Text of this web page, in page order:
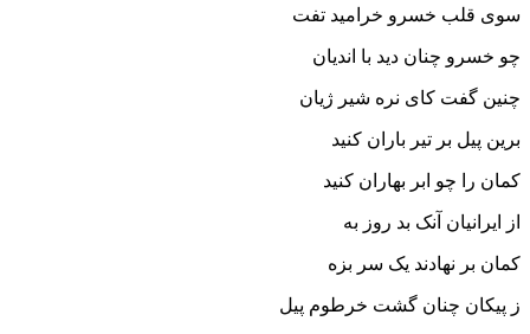
سوى قلب خسرو خرامید تفت‏
چو خسرو چنان دید با اندیان
چنین گفت کاى نره شیر ژیان‏
برین پیل بر تیر باران کنید
کمان را چو ابر بهاران کنید
از ایرانیان آنک بد روز به
کمان بر نهادند یک سر بزه‏
ز پیکان چنان گشت خرطوم پیل